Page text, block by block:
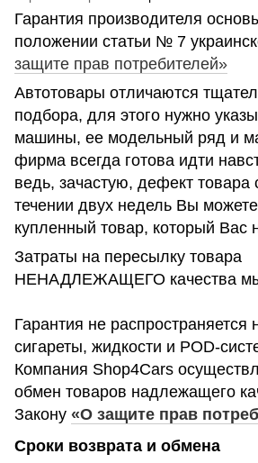
Гарантия производителя
положении статьи № 7
защите прав потребителей»
Автотовары отличаются
подбора, для этого нужно
машины, ее модельный ряд и
фирма всегда готова идти
ведь, зачастую, дефект товара
течении двух недель Вы
купленный товар, который Вас
Затраты на пересылку товара
НЕНАДЛЕЖАЩЕГО качества мы
Гарантия не распространяется
сигареты, жидкости и POD-
Компания Shop4Cars
обмен товаров надлежащего
Закону «О защите прав
Сроки возврата и обмена